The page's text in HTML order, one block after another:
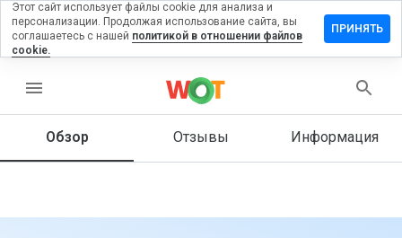
menu
Обзор Отзывы Информация
на
оценили
Этот сайт использует файлы cookie для анализа и
персонализации. Продолжая использование сайта, вы
соглашаетесь с нашей политикой в отношении файлов
cookie.
ПРИНЯТЬ